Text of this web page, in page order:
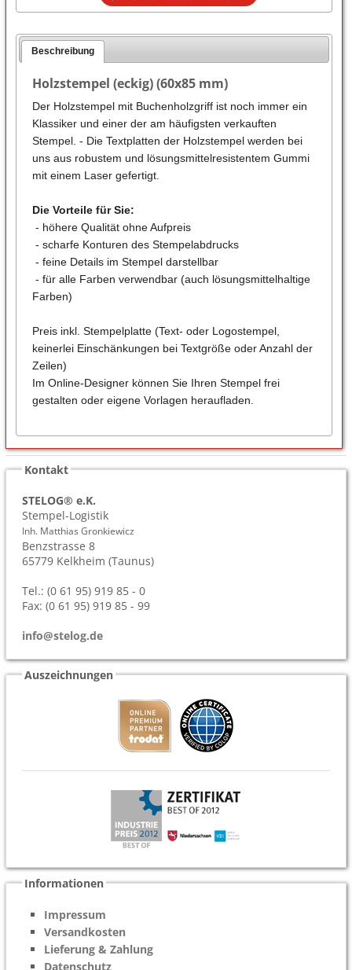
Beschreibung
Holzstempel (eckig) (60x85 mm)
Der Holzstempel mit Buchenholzgriff ist noch immer ein
Klassiker und einer der am häufigsten verkauften
Stempel. - Die Textplatten der Holzstempel werden bei
uns aus robustem und lösungsmittelresistentem Gummi
mit einem Laser gefertigt.
Die Vorteile für Sie:
- höhere Qualität ohne Aufpreis
- scharfe Konturen des Stempelabdrucks
- feine Details im Stempel darstellbar
- für alle Farben verwendbar (auch lösungsmittelhaltige
Farben)
Preis inkl. Stempelplatte (Text- oder Logostempel,
keinerlei Einschänkungen bei Textgröße oder Anzahl der
Zeilen)
Im Online-Designer können Sie Ihren Stempel frei
gestalten oder eigene Vorlagen heraufladen.
Kontakt
STELOG® e.K.
Stempel-Logistik
Inh. Matthias Gronkiewicz
Benzstrasse 8
65779 Kelkheim (Taunus)
Tel.: (0 61 95) 919 85 - 0
Fax: (0 61 95) 919 85 - 99
info@stelog.de
Auszeichnungen
Informationen
Impressum
Versandkosten
Lieferung & Zahlung
Datenschutz